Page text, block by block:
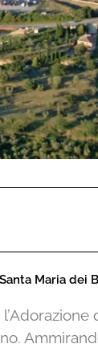
Maria dei